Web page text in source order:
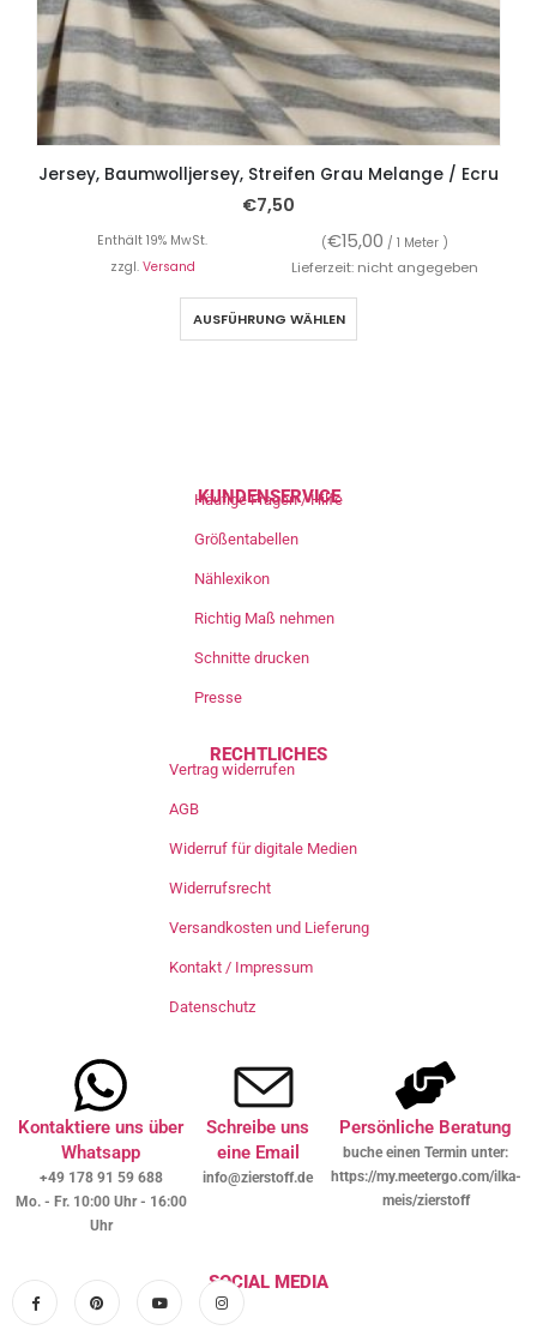
Jersey, Baumwolljersey, Streifen Grau Melange / Ecru
€7,50
Enthält 19% MwSt. (€15,00 / 1 Meter )
zzgl. Versand Lieferzeit: nicht angegeben
AUSFÜHRUNG WÄHLEN
KUNDENSERVICE
Häufige Fragen / Hilfe
Größentabellen
Nählexikon
Richtig Maß nehmen
Schnitte drucken
Presse
RECHTLICHES
Vertrag widerrufen
AGB
Widerruf für digitale Medien
Widerrufsrecht
Versandkosten und Lieferung
Kontakt / Impressum
Datenschutz
Kontaktiere uns über
Whatsapp
+49 178 91 59 688
Mo. - Fr. 10:00 Uhr - 16:00
Uhr
Schreibe uns
eine Email
info@zierstoff.de
Persönliche Beratung
buche einen Termin unter:
https://my.meetergo.com/ilka-
meis/zierstoff
SOCIAL MEDIA